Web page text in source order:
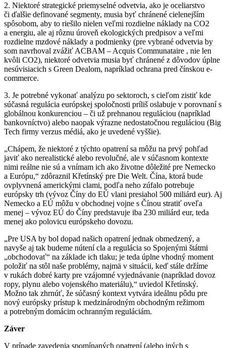
2. Niektoré strategické priemyselné odvetvia, ako je oceliarstvo
či ďalšie definované segmenty, musia byť chránené cielenejším
spôsobom, aby to riešilo nielen veľmi rozdielne náklady na CO2
a energiu, ale aj rôznu úroveň ekologických predpisov a veľmi
rozdielne mzdové náklady a podmienky (pre vybrané odvetvia by
som navrhoval zvážiť ACBAM – Acquis Communataire , nie len
kvôli CO2), niektoré odvetvia musia byť chránené z dôvodov úplne
nesúvisiacich s Green Dealom, napríklad ochrana pred čínskou e-
commerce.
3. Je potrebné vykonať analýzu po sektoroch, s cieľom zistiť kde
súčasná regulácia európskej spoločnosti príliš oslabuje v porovnaní s
globálnou konkurenciou –⁠⁠⁠⁠⁠⁠ či už prehnanou reguláciou (napríklad
bankovníctvo) alebo naopak výrazne nedostatočnou reguláciou (Big
Tech firmy verzus médiá, ako je uvedené vyššie).
„Chápem, že niektoré z týchto opatrení sa môžu na prvý pohľad
javiť ako nerealistické alebo revolučné, ale v súčasnom kontexte
nimi reálne nie sú a vnímam ich ako životne dôležité pre Nemecko
a Európu,“ zdôraznil Křetínský pre Die Welt. Čína, ktorá bude
ovplyvnená americkými clami, podľa neho zúfalo potrebuje
európsky trh (vývoz Číny do EÚ vlani presiahol 500 miliárd eur). Aj
Nemecko a EÚ môžu v obchodnej vojne s Čínou stratiť oveľa
menej – vývoz EÚ do Číny predstavuje iba 230 miliárd eur, teda
menej ako polovicu európskeho dovozu.
„Pre USA by bol dopad našich opatrení jednak obmedzený, a
navyše aj tak budeme nútení cla a regulácia so Spojenými štátmi
„obchodovať“ na základe ich tlaku; je teda úplne vhodný moment
položiť na stôl naše problémy, najmä v situácii, keď stále držíme
v rukách dobré karty pre vzájomné vyjednávanie (napríklad dovoz
ropy, plynu alebo vojenského materiálu),“ uviedol Křetínský.
Možno tak zhrnúť, že súčasný kontext vytvára ideálnu pôdu pre
nový európsky prístup k medzinárodným obchodným režimom
a potrebným domácim ochranným reguláciám.
Záver
V prípade zavedenia spomínaných opatrení (alebo iných s